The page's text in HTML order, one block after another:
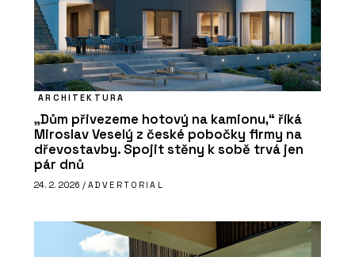
ARCHITEKTURA
„Dům přivezeme hotový na kamionu,“ říká
Miroslav Veselý z české pobočky firmy na
dřevostavby. Spojit stěny k sobě trvá jen
pár dnů
24. 2. 2026 / ADVERTORIAL